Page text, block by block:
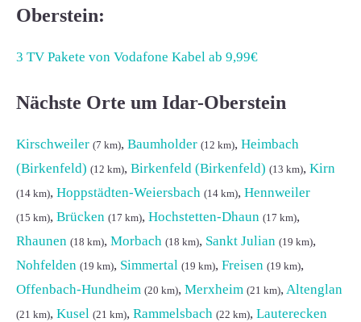
Oberstein:
3 TV Pakete von Vodafone Kabel ab 9,99€
Nächste Orte um Idar-Oberstein
Kirschweiler (7 km), Baumholder (12 km), Heimbach
(Birkenfeld) (12 km), Birkenfeld (Birkenfeld) (13 km), Kirn
(14 km), Hoppstädten-Weiersbach (14 km), Hennweiler
(15 km), Brücken (17 km), Hochstetten-Dhaun (17 km),
Rhaunen (18 km), Morbach (18 km), Sankt Julian (19 km),
Nohfelden (19 km), Simmertal (19 km), Freisen (19 km),
Offenbach-Hundheim (20 km), Merxheim (21 km), Altenglan
(21 km), Kusel (21 km), Rammelsbach (22 km), Lauterecken